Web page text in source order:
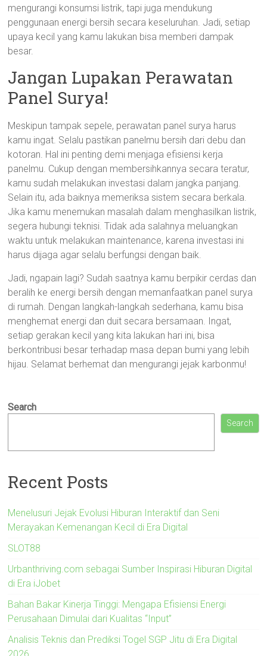
mengurangi konsumsi listrik, tapi juga mendukung
penggunaan energi bersih secara keseluruhan. Jadi, setiap
upaya kecil yang kamu lakukan bisa memberi dampak
besar.
Jangan Lupakan Perawatan
Panel Surya!
Meskipun tampak sepele, perawatan panel surya harus
kamu ingat. Selalu pastikan panelmu bersih dari debu dan
kotoran. Hal ini penting demi menjaga efisiensi kerja
panelmu. Cukup dengan membersihkannya secara teratur,
kamu sudah melakukan investasi dalam jangka panjang.
Selain itu, ada baiknya memeriksa sistem secara berkala.
Jika kamu menemukan masalah dalam menghasilkan listrik,
segera hubungi teknisi. Tidak ada salahnya meluangkan
waktu untuk melakukan maintenance, karena investasi ini
harus dijaga agar selalu berfungsi dengan baik.
Jadi, ngapain lagi? Sudah saatnya kamu berpikir cerdas dan
beralih ke energi bersih dengan memanfaatkan panel surya
di rumah. Dengan langkah-langkah sederhana, kamu bisa
menghemat energi dan duit secara bersamaan. Ingat,
setiap gerakan kecil yang kita lakukan hari ini, bisa
berkontribusi besar terhadap masa depan bumi yang lebih
hijau. Selamat berhemat dan mengurangi jejak karbonmu!
Search
Search
Recent Posts
Menelusuri Jejak Evolusi Hiburan Interaktif dan Seni
Merayakan Kemenangan Kecil di Era Digital
SLOT88
Urbanthriving.com sebagai Sumber Inspirasi Hiburan Digital
di Era iJobet
Bahan Bakar Kinerja Tinggi: Mengapa Efisiensi Energi
Perusahaan Dimulai dari Kualitas “Input”
Analisis Teknis dan Prediksi Togel SGP Jitu di Era Digital
2026